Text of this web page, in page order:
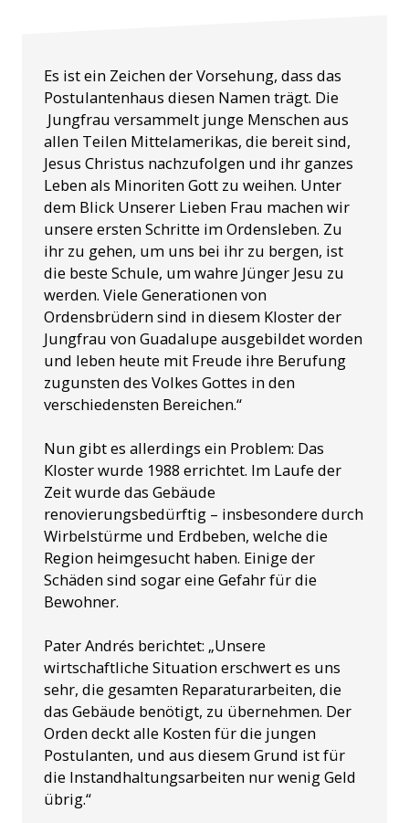
Es ist ein Zeichen der Vorsehung, dass das
Postulantenhaus diesen Namen trägt. Die
Jungfrau versammelt junge Menschen aus
allen Teilen Mittelamerikas, die bereit sind,
Jesus Christus nachzufolgen und ihr ganzes
Leben als Minoriten Gott zu weihen. Unter
dem Blick Unserer Lieben Frau machen wir
unsere ersten Schritte im Ordensleben. Zu
ihr zu gehen, um uns bei ihr zu bergen, ist
die beste Schule, um wahre Jünger Jesu zu
werden. Viele Generationen von
Ordensbrüdern sind in diesem Kloster der
Jungfrau von Guadalupe ausgebildet worden
und leben heute mit Freude ihre Berufung
zugunsten des Volkes Gottes in den
verschiedensten Bereichen.“
Nun gibt es allerdings ein Problem: Das
Kloster wurde 1988 errichtet. Im Laufe der
Zeit wurde das Gebäude
renovierungsbedürftig – insbesondere durch
Wirbelstürme und Erdbeben, welche die
Region heimgesucht haben. Einige der
Schäden sind sogar eine Gefahr für die
Bewohner.
Pater Andrés berichtet: „Unsere
wirtschaftliche Situation erschwert es uns
sehr, die gesamten Reparaturarbeiten, die
das Gebäude benötigt, zu übernehmen. Der
Orden deckt alle Kosten für die jungen
Postulanten, und aus diesem Grund ist für
die Instandhaltungsarbeiten nur wenig Geld
übrig.“